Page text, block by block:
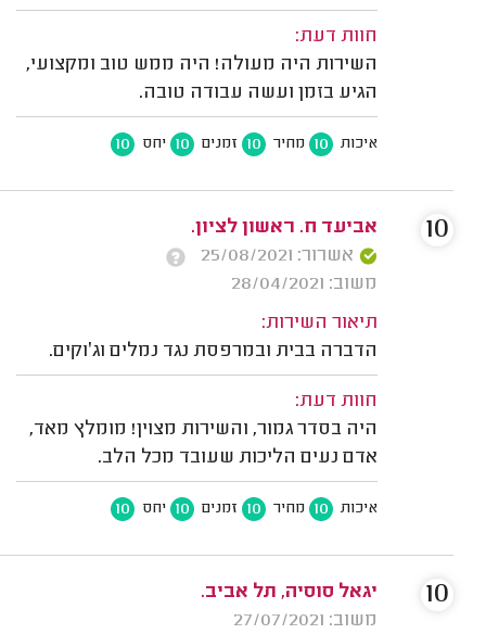
חוות דעת:
השירות היה מעולה! היה ממש טוב ומקצועי,
הגיע בזמן ועשה עבודה טובה.
איכות 10 מחיר 10 זמנים 10 יחס 10
אביעד ח. ראשון לציון.
אשרור: 25/08/2021
משוב: 28/04/2021
תיאור השירות:
הדברה בבית ובמרפסת נגד נמלים וג׳וקים.
חוות דעת:
היה בסדר גמור, והשירות מצוין! מומלץ מאד,
אדם נעים הליכות שעובד מכל הלב.
איכות 10 מחיר 10 זמנים 10 יחס 10
10
יגאל סוסיה, תל אביב.
משוב: 27/07/2021
10